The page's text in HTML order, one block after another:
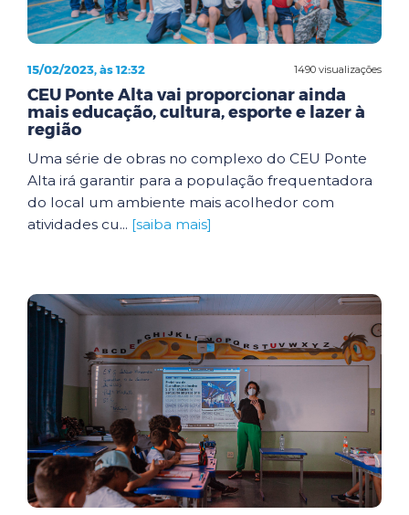
1490 visualizações
15/02/2023, às 12:32
CEU Ponte Alta vai proporcionar ainda
mais educação, cultura, esporte e lazer à
região
Uma série de obras no complexo do CEU Ponte
Alta irá garantir para a população frequentadora
do local um ambiente mais acolhedor com
atividades cu... [saiba mais]